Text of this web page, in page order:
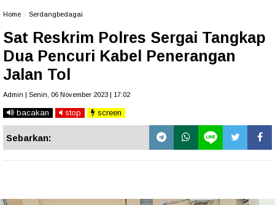
Home Serdangbedagai
Sat Reskrim Polres Sergai Tangkap
Dua Pencuri Kabel Penerangan
Jalan Tol
Admin | Senin, 06 November 2023 | 17:02
bacakan stop screen
Sebarkan: